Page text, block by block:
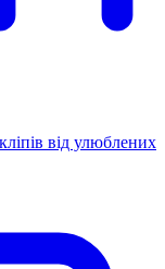
від улюблених